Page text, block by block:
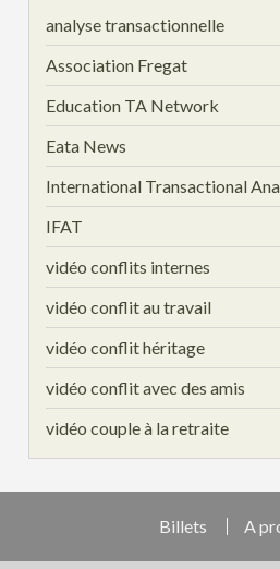
analyse transactionnelle
Association Fregat
Education TA Network
Eata News
International Transactional
IFAT
vidéo conflits internes
vidéo conflit au travail
vidéo conflit héritage
vidéo conflit avec des amis
vidéo couple à la retraite
Billets A